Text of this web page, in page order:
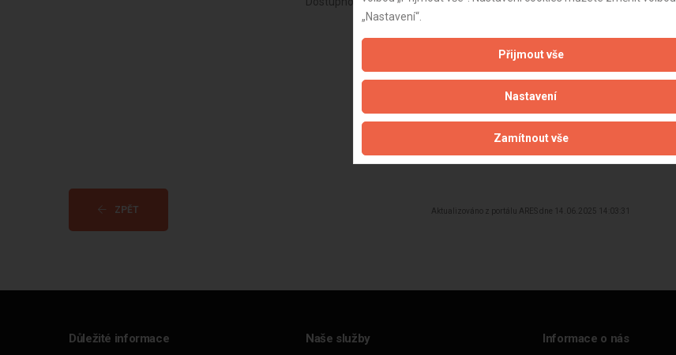
ZPĚT Aktualizováno z portálu ARES dne 14.06.2025 14:03:31
Důležité informace Naše služby Informace o nás
„Nastavení“.
Přijmout vše
Nastavení
Zamítnout vše